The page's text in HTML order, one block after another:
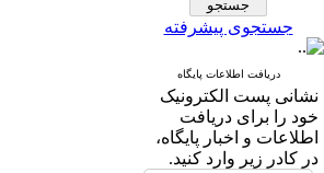
جستجوی پیشرفته
دریافت اطلاعات پایگاه
نشانی پست الکترونیک
خود را برای دریافت
اطلاعات و اخبار پایگاه،
در کادر زیر وارد کنید.